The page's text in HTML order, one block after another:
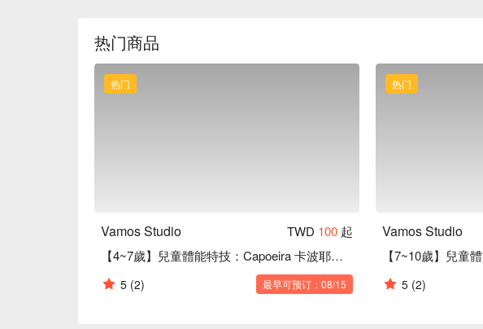
热门商品
热门
Vamos Studio TWD 100 起
【4~7歲】兒童體能特技：Capoeira 卡波耶拉 / 巴西戰舞
5 (2) 最早可预订：08/15
热门
Vamos Studio
5 (2)